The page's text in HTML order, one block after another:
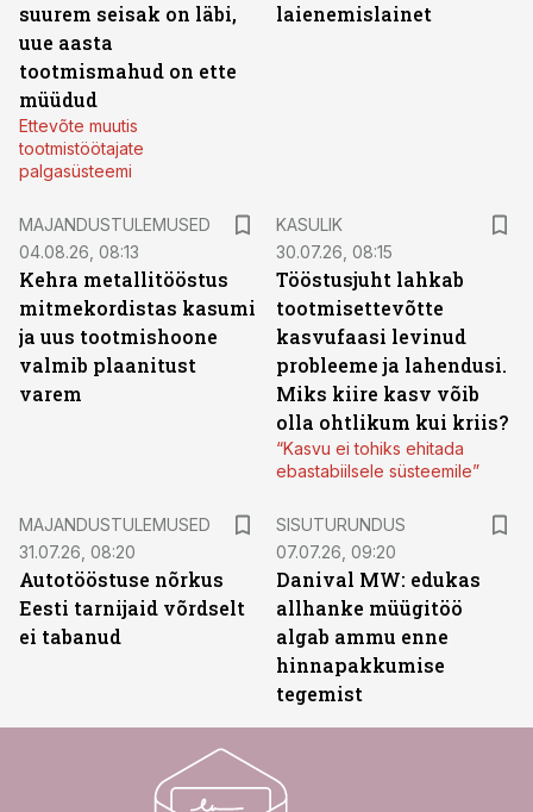
suurem seisak on läbi,
uue aasta
tootmismahud on ette
müüdud
Ettevõte muutis
tootmistöötajate
palgasüsteemi
laienemislainet
MAJANDUSTULEMUSED
04.08.26, 08:13
Kehra metallitööstus
mitmekordistas kasumi
ja uus tootmishoone
valmib plaanitust
varem
KASULIK
30.07.26, 08:15
Tööstusjuht lahkab
tootmisettevõtte
kasvufaasi levinud
probleeme ja lahendusi.
Miks kiire kasv võib
olla ohtlikum kui kriis?
“Kasvu ei tohiks ehitada
ebastabiilsele süsteemile”
MAJANDUSTULEMUSED
31.07.26, 08:20
Autotööstuse nõrkus
Eesti tarnijaid võrdselt
ei tabanud
SISUTURUNDUS
07.07.26, 09:20
Danival MW: edukas
allhanke müügitöö
algab ammu enne
hinnapakkumise
tegemist